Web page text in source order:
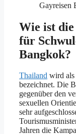
Gayreisen
Wie ist
für
Bangkok?
Thailand wird als
bezeichnet. Die
gegenüber den
sexuellen
sehr
Jahren die